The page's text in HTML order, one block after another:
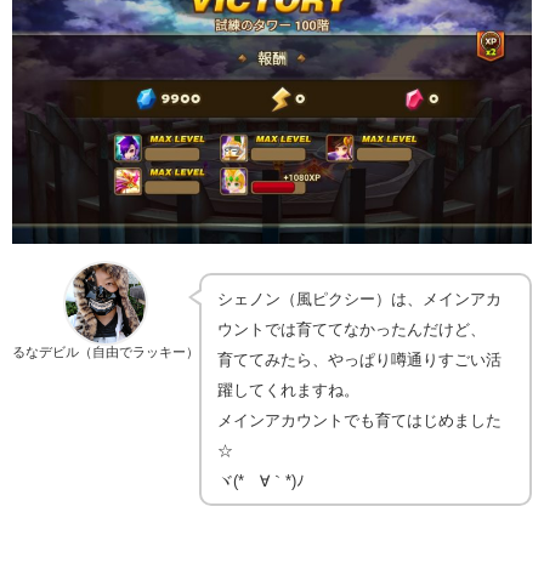
るなデビル（自由でラッキー）
シェノン（風ピクシー）は、メインアカ
ウントでは育ててなかったんだけど、
育ててみたら、やっぱり噂通りすごい活
躍してくれますね。
メインアカウントでも育てはじめました
☆
ヾ(*´∀｀*)ﾉ